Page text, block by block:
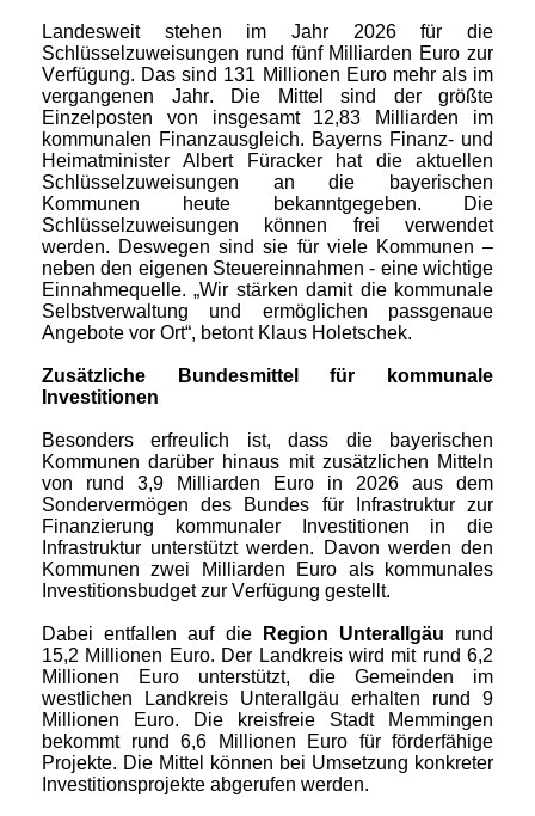
Landesweit stehen im Jahr 2026 für die
Schlüsselzuweisungen rund fünf Milliarden Euro zur
Verfügung. Das sind 131 Millionen Euro mehr als im
vergangenen Jahr. Die Mittel sind der größte
Einzelposten von insgesamt 12,83 Milliarden im
kommunalen Finanzausgleich. Bayerns Finanz- und
Heimatminister Albert Füracker hat die aktuellen
Schlüsselzuweisungen an die bayerischen
Kommunen heute bekanntgegeben.
Die
Schlüsselzuweisungen können frei verwendet
werden. Deswegen sind sie für viele Kommunen –
neben den eigenen Steuereinnahmen - eine wichtige
Einnahmequelle. „Wir stärken damit die kommunale
Selbstverwaltung und ermöglichen passgenaue
Angebote vor Ort“, betont Klaus Holetschek.
Zusätzliche Bundesmittel für kommunale
Investitionen
Besonders erfreulich ist, dass die bayerischen
Kommunen darüber hinaus mit zusätzlichen Mitteln
von rund 3,9 Milliarden Euro in 2026 aus dem
Sondervermögen des Bundes für Infrastruktur zur
Finanzierung kommunaler Investitionen in die
Infrastruktur unterstützt werden. Davon werden den
Kommunen zwei Milliarden Euro als kommunales
Investitionsbudget zur Verfügung gestellt.
Dabei entfallen auf die Region Unterallgäu rund
15,2 Millionen Euro. Der Landkreis wird mit rund 6,2
Millionen Euro unterstützt, die Gemeinden im
westlichen Landkreis Unterallgäu erhalten rund 9
Millionen Euro. Die kreisfreie Stadt Memmingen
bekommt rund 6,6 Millionen Euro für förderfähige
Projekte. Die Mittel können bei Umsetzung konkreter
Investitionsprojekte abgerufen werden.